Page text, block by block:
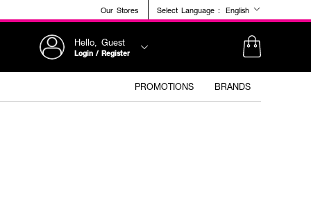
Our Stores Select Language : English
Hello, Guest
Login / Register
PROMOTIONS BRANDS